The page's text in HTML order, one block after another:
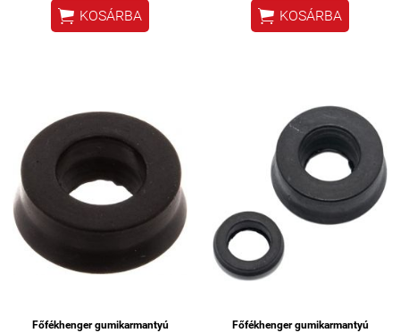
 KOSÁRBA  KOSÁRBA
Főfékhenger gumikarmantyú
Főfékhenger gumikarmantyú